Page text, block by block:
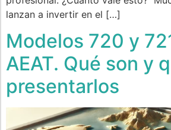
lanzan a invertir en el […]
Modelos 720 y
AEAT. Qué son y
presentarlos